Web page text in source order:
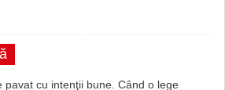
pavat cu intenţii bune. Când o lege